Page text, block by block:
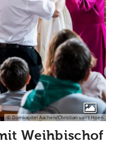
© Domkapitel Aachen/Christian van't Hoen
Weihbischof